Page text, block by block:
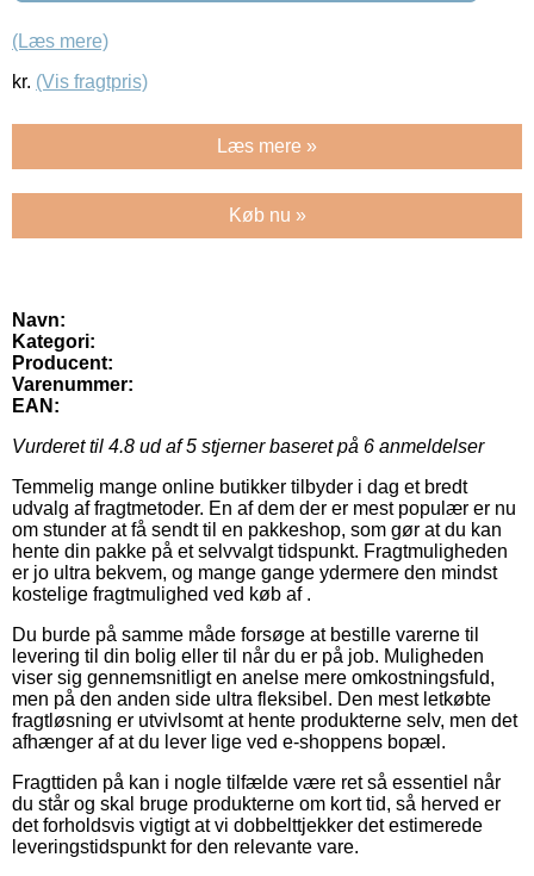
(Læs mere)
kr. (Vis fragtpris)
Læs mere »
Køb nu »
Navn:
Kategori:
Producent:
Varenummer:
EAN:
Vurderet til 4.8 ud af 5 stjerner baseret på 6 anmeldelser
Temmelig mange online butikker tilbyder i dag et bredt
udvalg af fragtmetoder. En af dem der er mest populær er nu
om stunder at få sendt til en pakkeshop, som gør at du kan
hente din pakke på et selvvalgt tidspunkt. Fragtmuligheden
er jo ultra bekvem, og mange gange ydermere den mindst
kostelige fragtmulighed ved køb af .
Du burde på samme måde forsøge at bestille varerne til
levering til din bolig eller til når du er på job. Muligheden
viser sig gennemsnitligt en anelse mere omkostningsfuld,
men på den anden side ultra fleksibel. Den mest letkøbte
fragtløsning er utvivlsomt at hente produkterne selv, men det
afhænger af at du lever lige ved e-shoppens bopæl.
Fragttiden på kan i nogle tilfælde være ret så essentiel når
du står og skal bruge produkterne om kort tid, så herved er
det forholdsvis vigtigt at vi dobbelttjekker det estimerede
leveringstidspunkt for den relevante vare.